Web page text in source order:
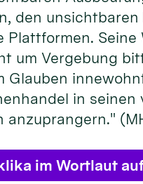
den
Plattformen.
um Vergebung
Glauben
in
anzuprangern."
im Wortlaut